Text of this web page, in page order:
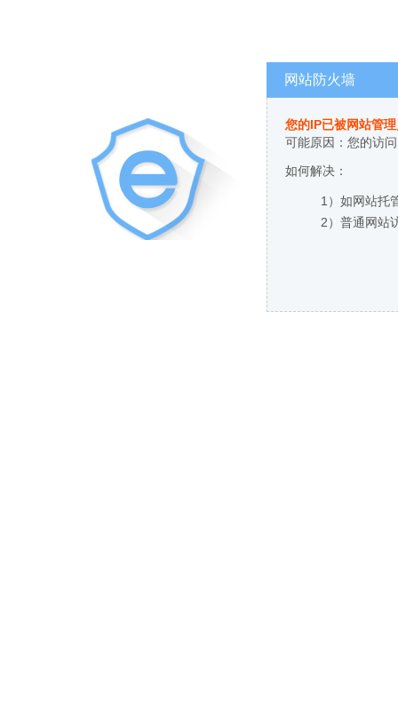
网站防火墙
您的IP已被网站管
可能原因：您的访
如何解决：
1）如网站托
2）普通网站